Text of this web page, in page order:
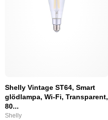
Shelly Vintage ST64, Smart
glödlampa, Wi-Fi, Transparent,
80...
Shelly